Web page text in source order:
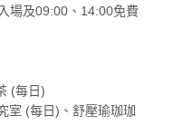
場及09:00、14:00免費
(每日)
室 (每日)、舒壓瑜珈珈